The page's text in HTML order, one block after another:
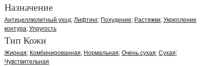
Назначение
Антицеллюлитный уход Лифтинг Похудение Растяжки Укрепление
контура Упругость
Тип Кожи
Жирная Комбинированная Нормальная Очень сухая Сухая
Чувствительная